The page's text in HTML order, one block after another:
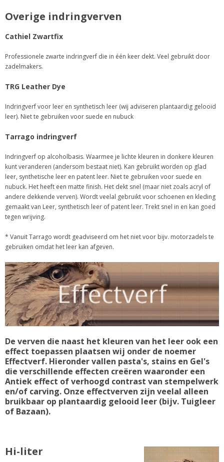
Overige indringverven
Cathiel Zwartfix
Professionele zwarte indringverf die in één keer dekt. Veel gebruikt door
zadelmakers.
TRG Leather Dye
Indringverf voor leer en synthetisch leer (wij adviseren plantaardig gelooid
leer). Niet te gebruiken voor suede en nubuck
Tarrago indringverf
Indringverf op alcoholbasis. Waarmee je lichte kleuren in donkere kleuren
kunt veranderen (andersom bestaat niet). Kan gebruikt worden op glad
leer, synthetische leer en patent leer. Niet te gebruiken voor suede en
nubuck. Het heeft een matte finish. Het dekt snel (maar niet zoals acryl of
andere dekkende verven). Wordt veelal gebruikt voor schoenen en kleding
gemaakt van Leer, synthetisch leer of patent leer. Trekt snel in en kan goed
tegen wrijving.
* Vanuit Tarrago wordt geadviseerd om het niet voor bijv. motorzadels te
gebruiken omdat het leer kan afgeven.
De verven die naast het kleuren van het leer ook een
effect toepassen plaatsen wij onder de noemer
Effectverf. Hieronder vallen pasta's, stains en Gel's
die verschillende effecten creëren waaronder een
Antiek effect of verhoogd contrast van stempelwerk
en/of carving. Onze effectverven zijn veelal alleen
bruikbaar op plantaardig gelooid leer (bijv. Tuigleer
of Bazaan).
Hi-liter